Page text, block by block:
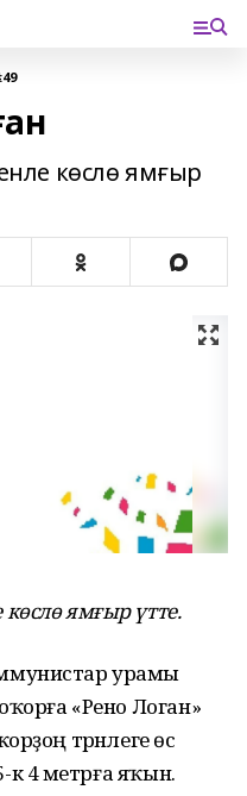
көслө ямғыр
ямғыр үтте.
урамы
«Рено Логан»
тәрәнлеге өс
кә 4 метрға яҡын.